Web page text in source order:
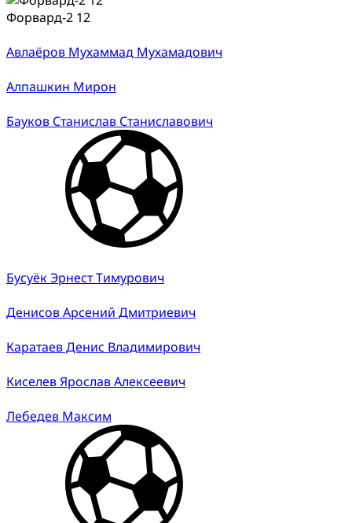
Форвард-2 12
Авлаёров Мухаммад Мухамадович
Алпашкин Мирон
Бауков Станислав Станиславович
Бусуёк Эрнест Тимурович
Денисов Арсений Дмитриевич
Каратаев Денис Владимирович
Киселев Ярослав Алексеевич
Лебедев Максим